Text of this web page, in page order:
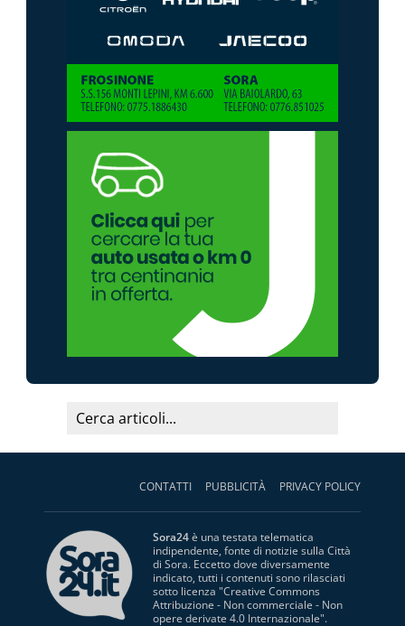
CONTATTI PUBBLICITÀ PRIVACY POLICY
Sora24è una testata telematica
indipendente, fonte di notizie sulla Città
di Sora. Eccetto dove diversamente
indicato, tutti i contenuti sono rilasciati
sotto licenza "Creative Commons
Attribuzione - Non commerciale - Non
opere derivate 4.0 Internazionale".